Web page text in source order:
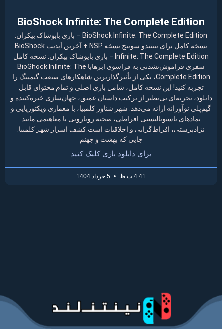
BioShock Infinite: The Complete Edition
BioShock Infinite: The Complete Edition – بازی بایوشاک بیکران:
نسخه کامل برای نینتندو سوییچ نسخه NSP + آخرین آپدیت BioShock
Infinite: The Complete Edition – بازی بایوشاک بیکران: نسخه کامل
سفری فراموش‌نشدنی به فراسوی ابرهابا BioShock Infinite: The
Complete Edition، یکی از تأثیرگذارترین شاهکارهای صنعت گیمینگ را
تجربه کنید! این نسخه کامل، شامل بازی اصلی و تمام محتوای قابل
دانلود، تجربه‌ای بی‌نظیر از ترکیب داستان عمیق، جهان‌سازی خیره‌کننده و
گیم‌پلی نوآورانه ارائه می‌دهد. شهر شناور کلمبیا، با معماری ویکتوریایی و
نمادهای ناسیونالیستی افراطی، صحنه رویارویی با مفاهیمی مانند
نژادپرستی، افراط‌گرایی و اخلاقیات است.کشف اسرار شهر کلمبیا:
جایی که بهشت و جهنم
برای دانلود بازی کلیک کنید
4:41 ب.ظ